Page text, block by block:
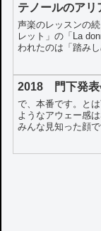
テノールのアリ
声楽のレッスンの
レット」の「La
われたのは「踏みし
2018 門下発
で、本番です。と
ようなアウェー感
みんな見知った顔